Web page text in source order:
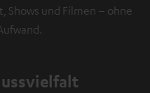
Shows und Filmen – ohne